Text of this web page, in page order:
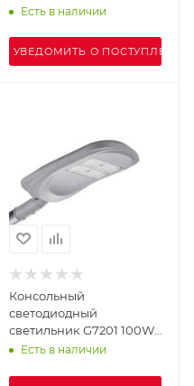
(Arlight, IP65 Металл, 5
Есть в наличии
УВЕДОМИТЬ О ПОСТУПЛЕНИИ
Консольный
светодиодный
светильник G7201 100W
4000K
Есть в наличии